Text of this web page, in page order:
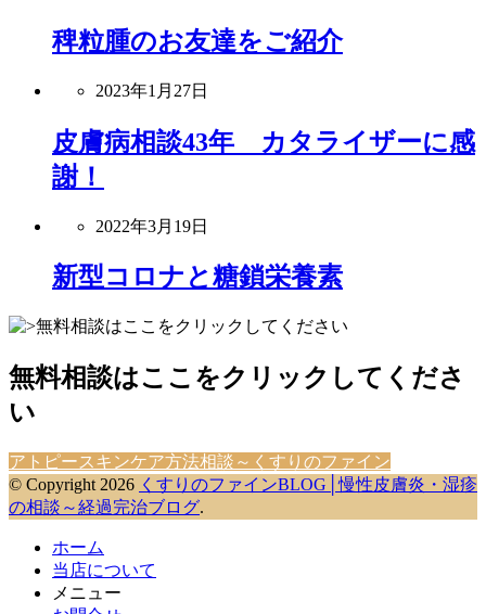
稗粒腫のお友達をご紹介
2023年1月27日
皮膚病相談43年 カタライザーに感
謝！
2022年3月19日
新型コロナと糖鎖栄養素
無料相談はここをクリックしてくださ
い
アトピースキンケア方法相談～くすりのファイン
© Copyright 2026 くすりのファインBLOG│慢性皮膚炎・湿疹
の相談～経過完治ブログ.
ホーム
当店について
メニュー